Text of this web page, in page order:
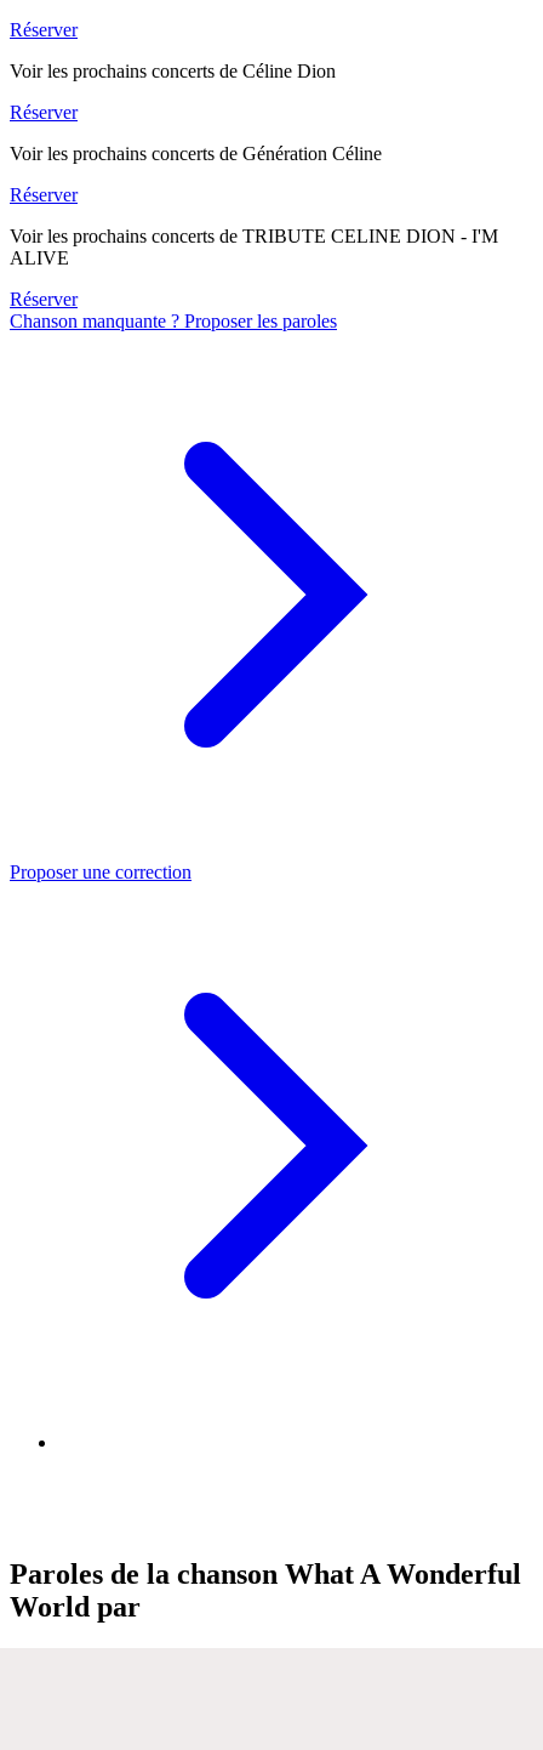
Réserver
Voir les prochains concerts de Céline Dion
Réserver
Voir les prochains concerts de Génération Céline
Réserver
Voir les prochains concerts de TRIBUTE CELINE DION - I'M
ALIVE
Réserver
Chanson manquante ? Proposer les paroles
Proposer une correction
Paroles de la chanson What A Wonderful
World par